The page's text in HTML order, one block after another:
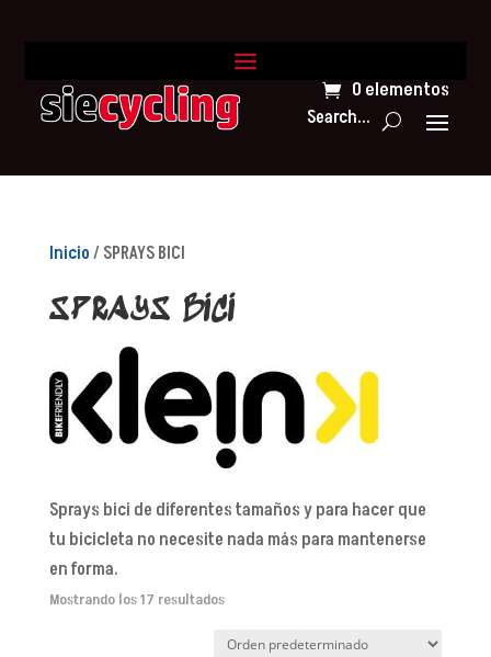
0 elementos
Search...
Inicio/ SPRAYS BICI
SPRAYS BICI
Sprays bici de diferentes tamaños y para hacer que
tu bicicleta no necesite nada más para mantenerse
en forma.
Mostrando los 17 resultados